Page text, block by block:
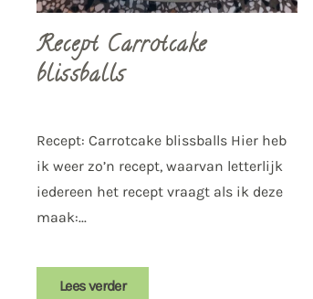
Recept Carrotcake
blissballs
Recept: Carrotcake blissballs Hier heb
ik weer zo’n recept, waarvan letterlijk
iedereen het recept vraagt als ik deze
maak:...
Lees verder